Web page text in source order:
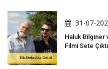
31-07-
Haluk Bilginer
Filmi Sete Çıktı